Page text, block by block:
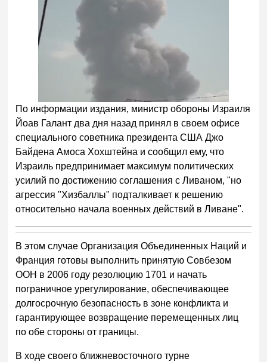
По информации издания, министр обороны Израиля
Йоав Галант два дня назад принял в своем офисе
специального советника президента США Джо
Байдена Амоса Хохштейна и сообщил ему, что
Израиль предпринимает максимум политических
усилий по достижению соглашения с Ливаном, "но
агрессия "Хизбаллы" подталкивает к решению
относительно начала военных действий в Ливане".
В этом случае Организация Объединенных Наций и
Франция готовы выполнить принятую Совбезом
ООН в 2006 году резолюцию 1701 и начать
пограничное урегулирование, обеспечивающее
долгосрочную безопасность в зоне конфликта и
гарантирующее возвращение перемещенных лиц
по обе стороны от границы.
В ходе своего ближневосточного турне